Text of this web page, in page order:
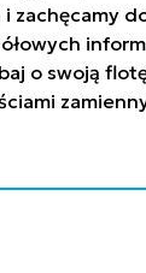
i zachęcamy
o swoją